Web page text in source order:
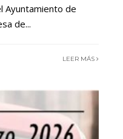
Ayuntamiento de
de...
LEER MÁS